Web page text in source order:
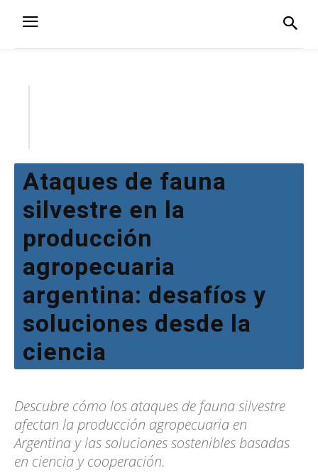
Ataques de fauna
silvestre en la
producción
agropecuaria
argentina: desafíos y
soluciones desde la
ciencia
Descubre cómo los ataques de fauna silvestre
afectan la producción agropecuaria en
Argentina y las soluciones sostenibles basadas
en ciencia y cooperación.